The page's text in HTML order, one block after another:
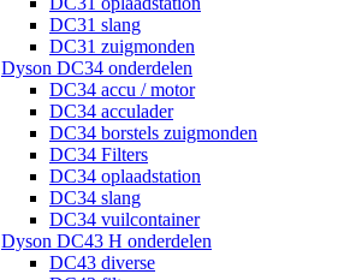
DC31 slang
DC31 zuigmonden
Dyson DC34 onderdelen
DC34 accu / motor
DC34 acculader
DC34 borstels zuigmonden
DC34 Filters
DC34 oplaadstation
DC34 slang
DC34 vuilcontainer
Dyson DC43 H onderdelen
DC43 diverse